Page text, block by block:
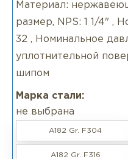
Материал:
размер, NPS: 1 1/4" ,
32 , Номинальное
уплотнительной
шипом
Марка стали:
не выбрана
A182 Gr. F304
A182 Gr. F316